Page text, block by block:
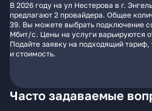
В 2026 году на ул Нестерова в г.
предлагают 2 провайдера. Общее
39. Вы можете выбрать подключение
Мбит/с. Цены на услуги варьируются
Подайте заявку на подходящий
и стоимость.
Часто задаваемые